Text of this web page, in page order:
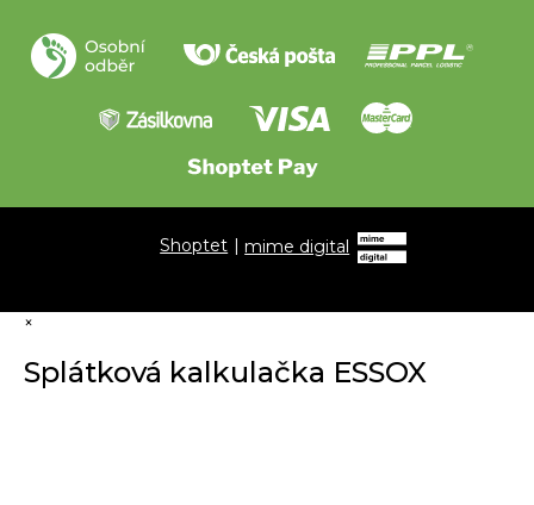
Shoptet |mime digital
×
Splátková kalkulačka ESSOX